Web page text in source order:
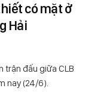
có mặt ở
Hải
trận đấu giữa CLB
nay (24/6).